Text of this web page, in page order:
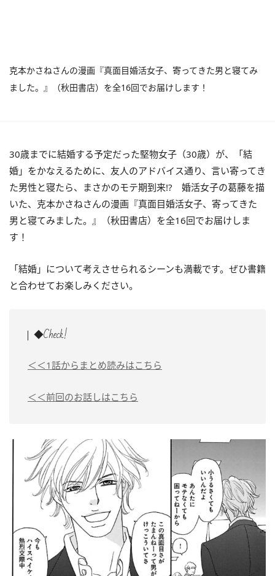
克本かさねさんの漫画『真面目婚活女子、寄ってきた男と寝てみ
ました。』（秋田書店）を全16回でお届けします！
30歳までに結婚する予定だった堅物女子（30歳）が、「結
婚」をかなえるために、友人のアドバイス通り、言い寄ってき
た男性と寝たら、まさかのモテ期到来!? 婚活女子の葛藤を描
いた、 克本かさねさんの漫画『真面目婚活女子、寄ってきた
男と寝てみました。』（秋田書店）を全16回でお届けしま
す！
「結婚」について考えさせられるシーンも満載です。ぜひ書籍
と合わせてお楽しみください。
◆Check!
＜＜1話からまとめ読みはこちら
＜＜前回のお話しはこちら